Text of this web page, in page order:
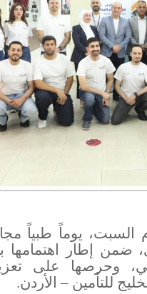
يوماً طبياً
ضمن إطار اهتمامها
وحرصها على
للتأمين – الأردن.